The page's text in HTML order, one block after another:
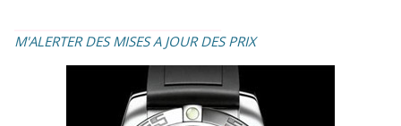
M'ALERTER DES MISES A JOUR DES PRIX